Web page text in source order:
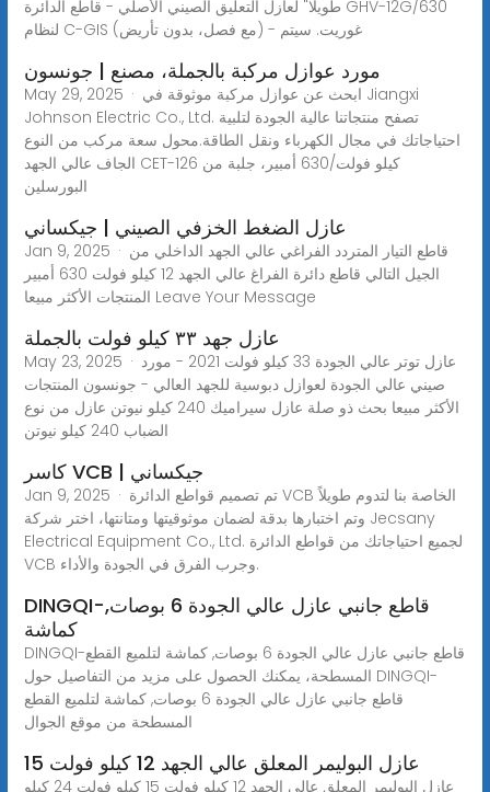
طويلًا" لعازل التعليق الصيني الأصلي - قاطع الدائرة GHV-12G/630
لنظام C-GIS (مع فصل، بدون تأريض) - غوريت. سيتم
مورد عوازل مركبة بالجملة، مصنع | جونسون
May 29, 2025 · ابحث عن عوازل مركبة موثوقة في Jiangxi
Johnson Electric Co., Ltd. تصفح منتجاتنا عالية الجودة لتلبية
احتياجاتك في مجال الكهرباء ونقل الطاقة.محول سعة مركب من النوع
الجاف عالي الجهد CET-126 كيلو فولت/630 أمبير، جلبة من
البورسلين
عازل الضغط الخزفي الصيني | جيكساني
Jan 9, 2025 · قاطع التيار المتردد الفراغي عالي الجهد الداخلي من
الجيل التالي قاطع دائرة الفراغ عالي الجهد 12 كيلو فولت 630 أمبير
المنتجات الأكثر مبيعا Leave Your Message
عازل جهد ٣٣ كيلو فولت بالجملة
May 23, 2025 · عازل توتر عالي الجودة 33 كيلو فولت 2021 - مورد
صيني عالي الجودة لعوازل دبوسية للجهد العالي - جونسون المنتجات
الأكثر مبيعا بحث ذو صلة عازل سيراميك 240 كيلو نيوتن عازل من نوع
الضباب 240 كيلو نيوتن
كاسر VCB | جيكساني
Jan 9, 2025 · تم تصميم قواطع الدائرة VCB الخاصة بنا لتدوم طويلاً
وتم اختبارها بدقة لضمان موثوقيتها ومتانتها، اختر شركة Jecsany
Electrical Equipment Co., Ltd. لجميع احتياجاتك من قواطع الدائرة
VCB وجرب الفرق في الجودة والأداء.
DINGQI-قاطع جانبي عازل عالي الجودة 6 بوصات,
كماشة
DINGQI-قاطع جانبي عازل عالي الجودة 6 بوصات, كماشة لتلميع القطع
المسطحة، يمكنك الحصول على مزيد من التفاصيل حول DINGQI-
قاطع جانبي عازل عالي الجودة 6 بوصات, كماشة لتلميع القطع
المسطحة من موقع الجوال
عازل البوليمر المعلق عالي الجهد 12 كيلو فولت 15
عازل البوليمر المعلق عالي الجهد 12 كيلو فولت 15 كيلو فولت 24 كيلو